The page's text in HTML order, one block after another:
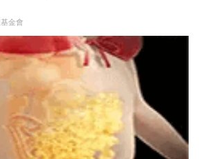
金會